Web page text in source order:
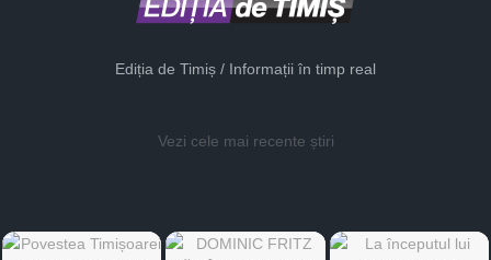
Ediția de Timiș / Informații în timp real
Vezi cele mai recente știri